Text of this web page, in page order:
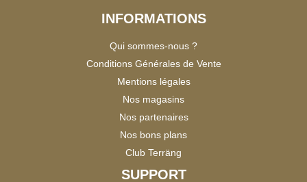
INFORMATIONS
Qui sommes-nous ?
Conditions Générales de Vente
Mentions légales
Nos magasins
Nos partenaires
Nos bons plans
Club Terräng
SUPPORT